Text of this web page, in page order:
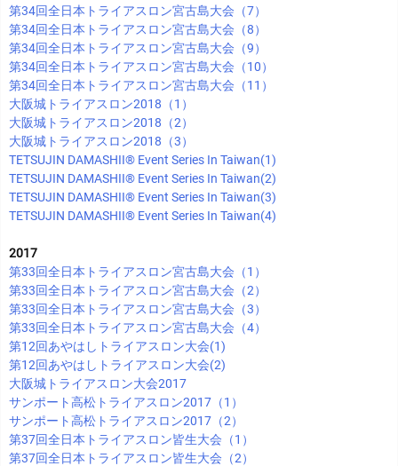
第34回全日本トライアスロン宮古島大会（7）
第34回全日本トライアスロン宮古島大会（8）
第34回全日本トライアスロン宮古島大会（9）
第34回全日本トライアスロン宮古島大会（10）
第34回全日本トライアスロン宮古島大会（11）
大阪城トライアスロン2018（1）
大阪城トライアスロン2018（2）
大阪城トライアスロン2018（3）
TETSUJIN DAMASHII®︎ Event Series In Taiwan(1)
TETSUJIN DAMASHII®︎ Event Series In Taiwan(2)
TETSUJIN DAMASHII®︎ Event Series In Taiwan(3)
TETSUJIN DAMASHII®︎ Event Series In Taiwan(4)
2017
第33回全日本トライアスロン宮古島大会（1）
第33回全日本トライアスロン宮古島大会（2）
第33回全日本トライアスロン宮古島大会（3）
第33回全日本トライアスロン宮古島大会（4）
第12回あやはしトライアスロン大会(1)
第12回あやはしトライアスロン大会(2)
大阪城トライアスロン大会2017
サンポート高松トライアスロン2017（1）
サンポート高松トライアスロン2017（2）
第37回全日本トライアスロン皆生大会（1）
第37回全日本トライアスロン皆生大会（2）